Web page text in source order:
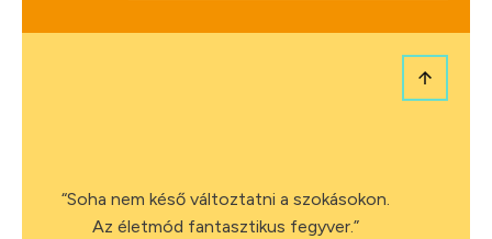
“Soha nem késő változtatni a szokásokon.
Az életmód fantasztikus fegyver.”